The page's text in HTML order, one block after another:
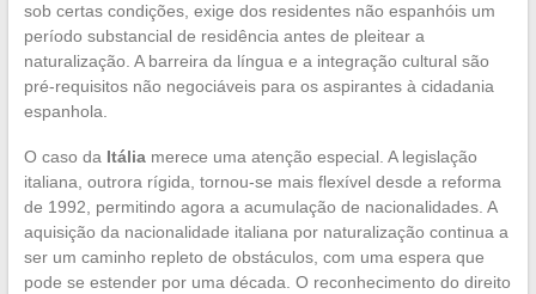
sob certas condições, exige dos residentes não espanhóis um
período substancial de residência antes de pleitear a
naturalização. A barreira da língua e a integração cultural são
pré-requisitos não negociáveis para os aspirantes à cidadania
espanhola.
O caso da Itáliamerece uma atenção especial. A legislação
italiana, outrora rígida, tornou-se mais flexível desde a reforma
de 1992, permitindo agora a acumulação de nacionalidades. A
aquisição da nacionalidade italiana por naturalização continua a
ser um caminho repleto de obstáculos, com uma espera que
pode se estender por uma década. O reconhecimento do direito